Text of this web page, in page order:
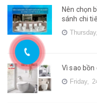
Nên chọn
sánh chi
Thursday,
Vì sao bồn
Friday,